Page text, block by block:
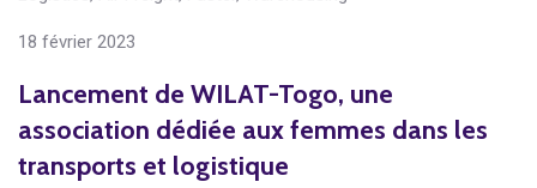
18 février 2023
Lancement de WILAT-Togo, une
association dédiée aux femmes dans les
transports et logistique